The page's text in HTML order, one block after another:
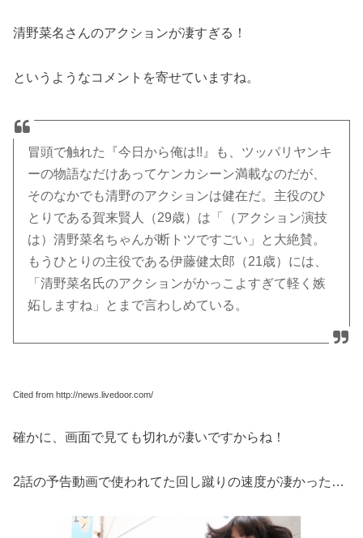
清野菜名さんのアクションが凄すぎる！
というようなコメントを寄せていますね。
冒頭で触れた『今日から俺は!!』も、ツッパリヤンキ
ーの物語なだけあってケンカシーン満載なのだが、
そのなかでも清野のアクションは健在だ。主役のひ
とりである賀来賢人（29歳）は「（アクション演技
は）清野菜名ちゃんが断トツですごい」と大絶賛。
もうひとりの主役である伊藤健太郎（21歳）には、
「清野菜名氏のアクションがかっこよすぎて軽く嫉
妬しますね」とまで言わしめている。
Cited from http://news.livedoor.com/
確かに、画面で見ても切れが凄いですからね！
2話の予告動画で使われてた回し蹴りの速度が凄かった…